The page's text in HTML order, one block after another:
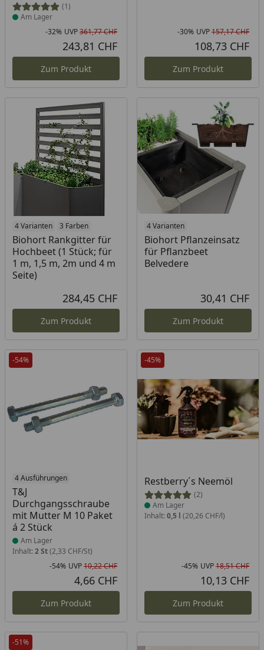
(1)
Am Lager
Rabatt in Prozent
-32%
Ursprünglicher Preis
UVP361,77 CHF
243,81 CHF
Zum Produkt
-30% UVP157,17 CHF
108,73 CHF
Zum Produkt
4 Varianten 3 Farben
Biohort Rankgitter für
Hochbeet (1 Stück; für
1 m, 1,5 m, 2m und 4 m
Seite)
284,45 CHF
Zum Produkt
4 Varianten
Biohort Pflanzeinsatz
für Pflanzbeet
Belvedere
30,41 CHF
Zum Produkt
-54%
4 Ausführungen
T&J
Durchgangsschraube
mit Mutter M 10 Paket
á 2 Stück
Produkt am Lager
Am Lager
Inhalt: 2 St(2,33 CHF/St)
Rabatt in Prozent
-54%
Ursprünglicher Preis
UVP10,22 CHF
4,66 CHF
Zum Produkt
-45%
Restberry´s Neemöl
(2)
Produkt am Lager
Am Lager
Inhalt: 0,5 l (20,26 CHF/l)
-45% UVP18,51 CHF
10,13 CHF
Zum Produkt
-51%